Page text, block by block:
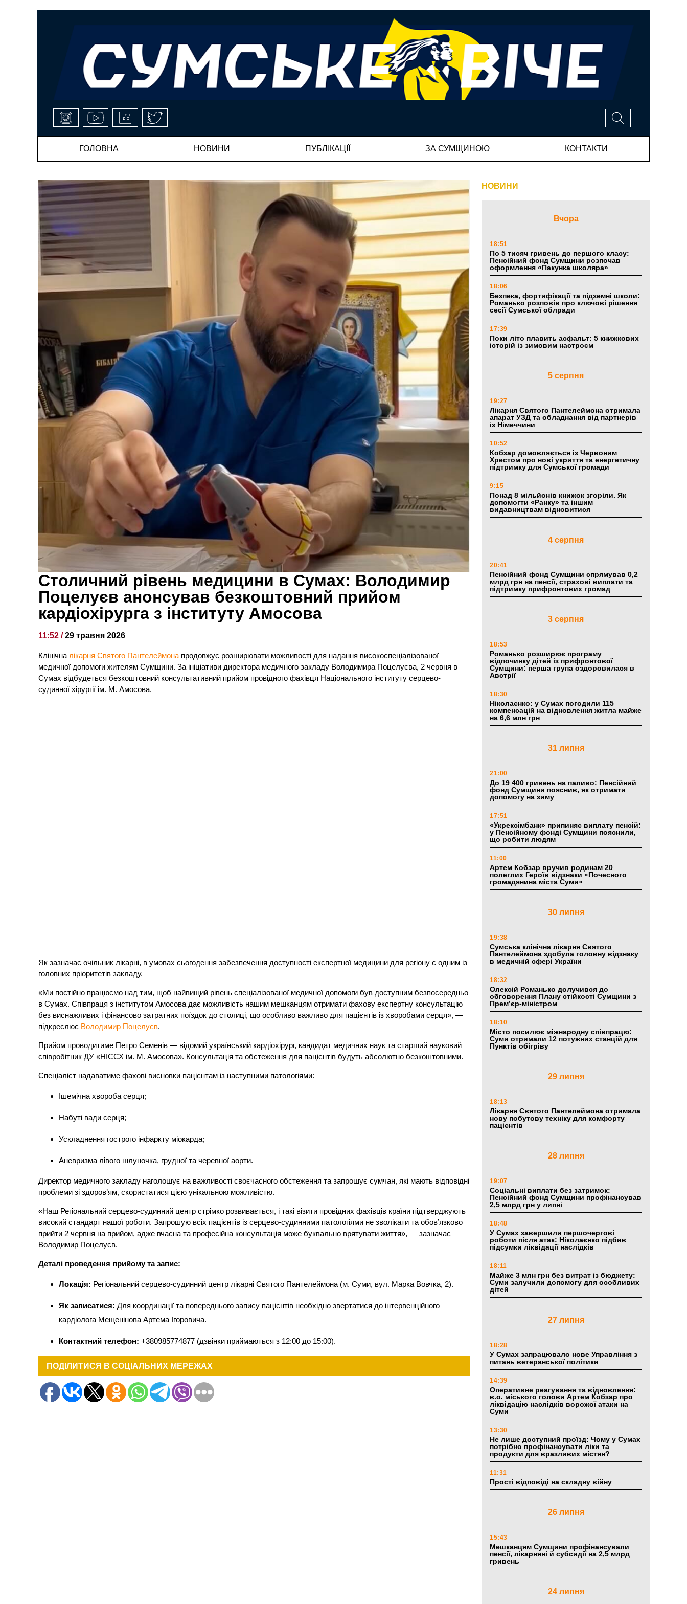
ГОЛОВНА НОВИНИ ПУБЛІКАЦІЇ ЗА СУМЩИНОЮ КОНТАКТИ
Столичний рівень медицини в Сумах: Володимир
Поцелуєв анонсував безкоштовний прийом
кардіохірурга з інституту Амосова
11:52 /29 травня 2026
Клінічна лікарня Святого Пантелеймона продовжує розширювати можливості для надання високоспеціалізованої
медичної допомоги жителям Сумщини. За ініціативи директора медичного закладу Володимира Поцелуєва, 2 червня в
Сумах відбудеться безкоштовний консультативний прийом провідного фахівця Національного інституту серцево-
судинної хірургії ім. М. Амосова.
Як зазначає очільник лікарні, в умовах сьогодення забезпечення доступності експертної медицини для регіону є одним із
головних пріоритетів закладу.
«Ми постійно працюємо над тим, щоб найвищий рівень спеціалізованої медичної допомоги був доступним безпосередньо
в Сумах. Співпраця з інститутом Амосова дає можливість нашим мешканцям отримати фахову експертну консультацію
без виснажливих і фінансово затратних поїздок до столиці, що особливо важливо для пацієнтів із хворобами серця», —
підкреслює Володимир Поцелуєв.
Прийом проводитиме Петро Семенів — відомий український кардіохірург, кандидат медичних наук та старший науковий
співробітник ДУ «НІССХ ім. М. Амосова». Консультація та обстеження для пацієнтів будуть абсолютно безкоштовними.
Спеціаліст надаватиме фахові висновки пацієнтам із наступними патологіями:
Ішемічна хвороба серця;
Набуті вади серця;
Ускладнення гострого інфаркту міокарда;
Аневризма лівого шлуночка, грудної та черевної аорти.
Директор медичного закладу наголошує на важливості своєчасного обстеження та запрошує сумчан, які мають відповідні
проблеми зі здоров’ям, скористатися цією унікальною можливістю.
«Наш Регіональний серцево-судинний центр стрімко розвивається, і такі візити провідних фахівців країни підтверджують
високий стандарт нашої роботи. Запрошую всіх пацієнтів із серцево-судинними патологіями не зволікати та обов’язково
прийти 2 червня на прийом, адже вчасна та професійна консультація може буквально врятувати життя», — зазначає
Володимир Поцелуєв.
Деталі проведення прийому та запис:
Локація: Регіональний серцево-судинний центр лікарні Святого Пантелеймона (м. Суми, вул. Марка Вовчка, 2).
Як записатися: Для координації та попереднього запису пацієнтів необхідно звертатися до інтервенційного
кардіолога Мещенінова Артема Ігоровича.
Контактний телефон: +380985774877 (дзвінки приймаються з 12:00 до 15:00).
ПОДІЛИТИСЯ В СОЦІАЛЬНИХ МЕРЕЖАХ
НОВИНИ
Вчора
18:51
По 5 тисяч гривень до першого класу:
Пенсійний фонд Сумщини розпочав
оформлення «Пакунка школяра»
18:06
Безпека, фортифікації та підземні школи:
Романько розповів про ключові рішення
сесії Сумської облради
17:39
Поки літо плавить асфальт: 5 книжкових
історій із зимовим настроєм
5 серпня
19:27
Лікарня Святого Пантелеймона отримала
апарат УЗД та обладнання від партнерів
із Німеччини
10:52
Кобзар домовляється із Червоним
Хрестом про нові укриття та енергетичну
підтримку для Сумської громади
9:15
Понад 8 мільйонів книжок згоріли. Як
допомогти «Ранку» та іншим
видавництвам відновитися
4 серпня
20:41
Пенсійний фонд Сумщини спрямував 0,2
млрд грн на пенсії, страхові виплати та
підтримку прифронтових громад
3 серпня
18:53
Романько розширює програму
відпочинку дітей із прифронтової
Сумщини: перша група оздоровилася в
Австрії
18:30
Ніколаєнко: у Сумах погодили 115
компенсацій на відновлення житла майже
на 6,6 млн грн
31 липня
21:00
До 19 400 гривень на паливо: Пенсійний
фонд Сумщини пояснив, як отримати
допомогу на зиму
17:51
«Укрексімбанк» припиняє виплату пенсій:
у Пенсійному фонді Сумщини пояснили,
що робити людям
11:00
Артем Кобзар вручив родинам 20
полеглих Героїв відзнаки «Почесного
громадянина міста Суми»
30 липня
19:38
Сумська клінічна лікарня Святого
Пантелеймона здобула головну відзнаку
в медичній сфері України
18:32
Олексій Романько долучився до
обговорення Плану стійкості Сумщини з
Прем’єр-міністром
18:10
Місто посилює міжнародну співпрацю:
Суми отримали 12 потужних станцій для
Пунктів обігріву
29 липня
18:13
Лікарня Святого Пантелеймона отримала
нову побутову техніку для комфорту
пацієнтів
28 липня
19:07
Соціальні виплати без затримок:
Пенсійний фонд Сумщини профінансував
2,5 млрд грн у липні
18:48
У Сумах завершили першочергові
роботи після атак: Ніколаєнко підбив
підсумки ліквідації наслідків
18:11
Майже 3 млн грн без витрат із бюджету:
Суми залучили допомогу для особливих
дітей
27 липня
18:28
У Сумах запрацювало нове Управління з
питань ветеранської політики
14:39
Оперативне реагування та відновлення:
в.о. міського голови Артем Кобзар про
ліквідацію наслідків ворожої атаки на
Суми
13:30
Не лише доступний проїзд: Чому у Сумах
потрібно профінансувати ліки та
продукти для вразливих містян?
11:31
Прості відповіді на складну війну
26 липня
15:43
Мешканцям Сумщини профінансували
пенсії, лікарняні й субсидії на 2,5 млрд
гривень
24 липня